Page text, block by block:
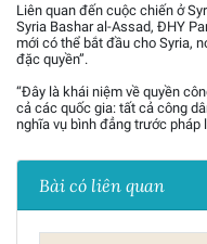
Liên quan đến cuộc chiến ở
Syria Bashar al-Assad, ĐHY
mới có thể bắt đầu cho Syria,
đặc quyền”.
“Đây là khái niệm về quyền
cả các quốc gia: tất cả công
nghĩa vụ bình đẳng trước pháp
Bài có liên quan